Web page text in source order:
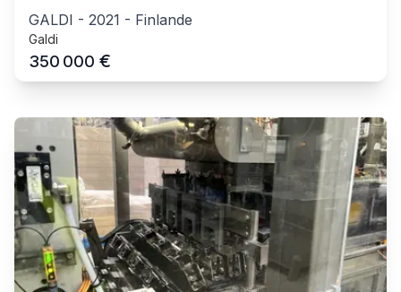
GALDI - 2021 - Finlande
Galdi
350 000 €